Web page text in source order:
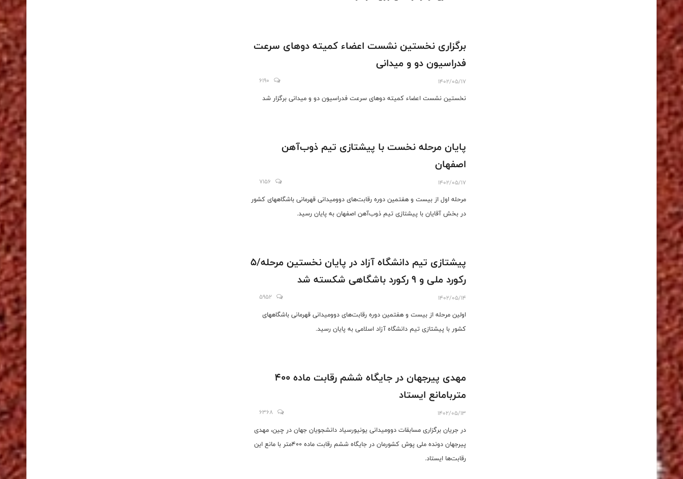
برگزاری نخستین نشست اعضاء کمیته دوهای سرعت
فدراسیون دو و میدانی
1402/05/17
6190
نخستین نشست اعضاء کمیته دوهای سرعت فدراسیون دو و میدانی برگزار شد
پایان مرحله نخست با پیشتازی تیم ذوب‌آهن
اصفهان
1402/05/17
7156
مرحله اول از بیست و هفتمین دوره رقابت‌های دوومیدانی قهرمانی باشگاههای کشور
در بخش آقایان با پیشتازی تیم ذوب‌آهن اصفهان به پایان رسید.
پیشتازی تیم دانشگاه آزاد در پایان نخستین مرحله/۵
رکورد ملی و ۹ رکورد باشگاهی شکسته شد
1402/05/14
5952
اولین مرحله از بیست و هفتمین دوره رقابت‌های دوومیدانی قهرمانی باشگاههای
کشور با پیشتازی تیم دانشگاه آزاد اسلامی به پایان رسید.
مهدی پیرجهان در جایگاه ششم رقابت ماده ۴۰۰
متربامانع ایستاد
1402/05/13
6368
در جریان برگزاری مسابقات دوومیدانی یونیورسیاد دانشجویان جهان در چین، مهدی
پیرجهان دونده ملی پوش کشورمان در جایگاه ششم رقابت ماده ۴۰۰متر با مانع این
رقابت‌ها ایستاد.